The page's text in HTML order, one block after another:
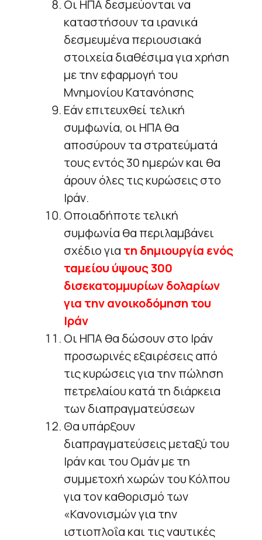
Οι ΗΠΑ δεσμεύονται να
καταστήσουν τα ιρανικά
δεσμευμένα περιουσιακά
στοιχεία διαθέσιμα για χρήση
με την εφαρμογή του
Μνημονίου Κατανόησης
Εάν επιτευχθεί τελική
συμφωνία, οι ΗΠΑ θα
αποσύρουν τα στρατεύματά
τους εντός 30 ημερών και θα
άρουν όλες τις κυρώσεις στο
Ιράν.
Οποιαδήποτε τελική
συμφωνία θα περιλαμβάνει
σχέδιο για τη δημιουργία ενός
ταμείου ύψους 300
δισεκατομμυρίων δολαρίων
για την ανοικοδόμηση του
Ιράν
Οι ΗΠΑ θα δώσουν στο Ιράν
προσωρινές εξαιρέσεις από
τις κυρώσεις για την πώληση
πετρελαίου κατά τη διάρκεια
των διαπραγματεύσεων
Θα υπάρξουν
διαπραγματεύσεις μεταξύ του
Ιράν και του Ομάν με τη
συμμετοχή χωρών του Κόλπου
για τον καθορισμό των
«Κανονισμών για την
ιστιοπλοΐα και τις ναυτικές